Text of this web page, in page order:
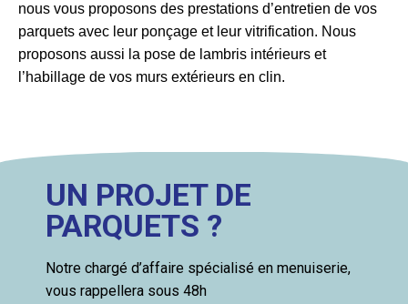
nous vous proposons des prestations d’entretien de vos
parquets avec leur ponçage et leur vitrification. Nous
proposons aussi la pose de lambris intérieurs et
l’habillage de vos murs extérieurs en clin.
UN PROJET DE
PARQUETS ?
Notre chargé d’affaire spécialisé en menuiserie,
vous rappellera sous 48h